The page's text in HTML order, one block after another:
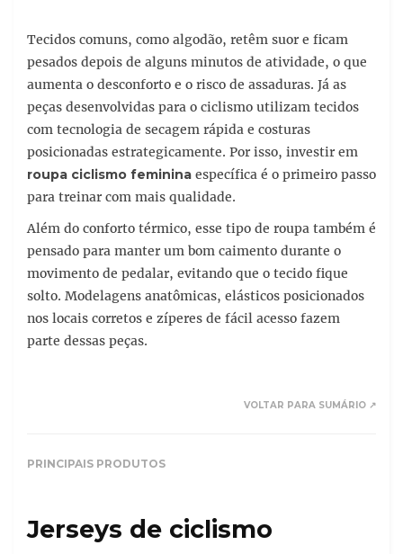
Tecidos comuns, como algodão, retêm suor e ficam
pesados depois de alguns minutos de atividade, o que
aumenta o desconforto e o risco de assaduras. Já as
peças desenvolvidas para o ciclismo utilizam tecidos
com tecnologia de secagem rápida e costuras
posicionadas estrategicamente. Por isso, investir em
roupa ciclismo feminina específica é o primeiro passo
para treinar com mais qualidade.
Além do conforto térmico, esse tipo de roupa também é
pensado para manter um bom caimento durante o
movimento de pedalar, evitando que o tecido fique
solto. Modelagens anatômicas, elásticos posicionados
nos locais corretos e zíperes de fácil acesso fazem
parte dessas peças.
VOLTAR PARA SUMÁRIO ↗
PRINCIPAIS PRODUTOS
Jerseys de ciclismo